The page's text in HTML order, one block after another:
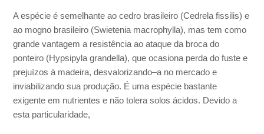
A espécie é semelhante ao cedro brasileiro (Cedrela fissilis) e
ao mogno brasileiro (Swietenia macrophylla), mas tem como
grande vantagem a resistência ao ataque da broca do
ponteiro (Hypsipyla grandella), que ocasiona perda do fuste e
prejuízos à madeira, desvalorizando–a no mercado e
inviabilizando sua produção. É uma espécie bastante
exigente em nutrientes e não tolera solos ácidos. Devido a
esta particularidade,